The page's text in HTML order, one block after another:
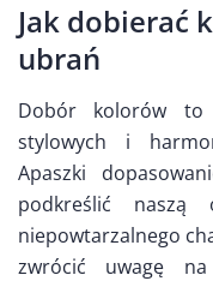
Jak dobierać
ubrań
Dobór kolorów to
stylowych i
Apaszki
podkreślić naszą
niepowtarzalnego
zwrócić uwagę